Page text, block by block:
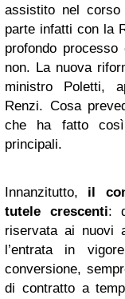
assistito nel corso
parte infatti con la
profondo
non. La nuova
ministro Poletti,
Renzi. Cosa
che ha fatto
principali.
Innanzitutto, il
tutele crescenti:
riservata ai nuovi
l’entrata in
conversione,
di contratto a